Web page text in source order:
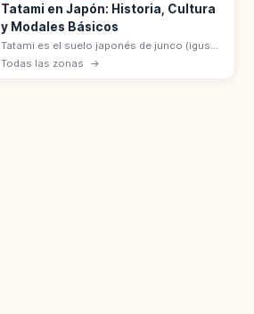
Tatami en Japón: Historia, Cultura
y Modales Básicos
Tatami es el suelo japonés de junco (igusa),
símbolo del washitsu, generalizado desde
Todas las zonas →